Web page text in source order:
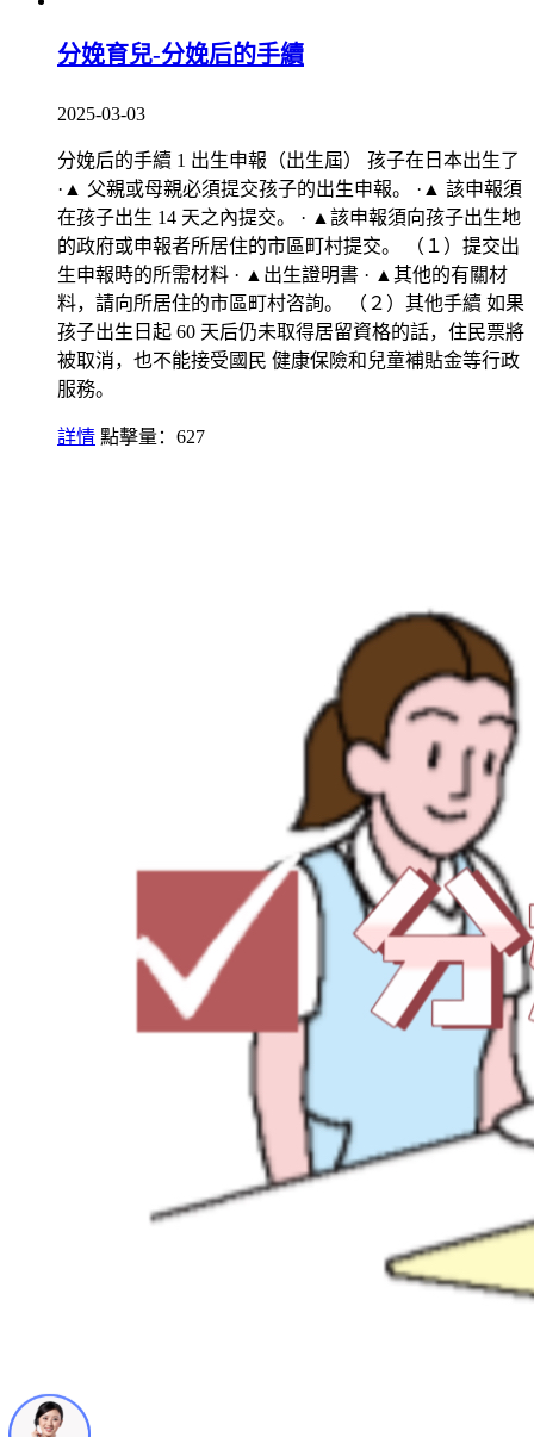
分娩育兒-分娩后的手續
2025-03-03
分娩后的手續 1 出生申報（出生屆） 孩子在日本出生了
·▲ 父親或母親必須提交孩子的出生申報。 ·▲ 該申報須
在孩子出生 14 天之內提交。 · ▲該申報須向孩子出生地
的政府或申報者所居住的市區町村提交。 （１）提交出
生申報時的所需材料 · ▲出生證明書 · ▲其他的有關材
料，請向所居住的市區町村咨詢。 （２）其他手續 如果
孩子出生日起 60 天后仍未取得居留資格的話，住民票將
被取消，也不能接受國民 健康保險和兒童補貼金等行政
服務。
詳情 點擊量：627